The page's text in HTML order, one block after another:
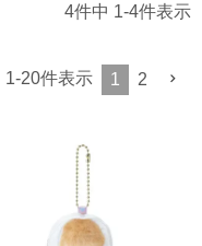
4件中 1-4件表示
1-20件表示 1 2